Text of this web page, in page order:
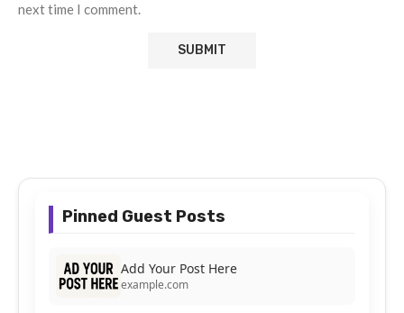
next time I comment.
Pinned Guest Posts
Add Your Post Here
example.com